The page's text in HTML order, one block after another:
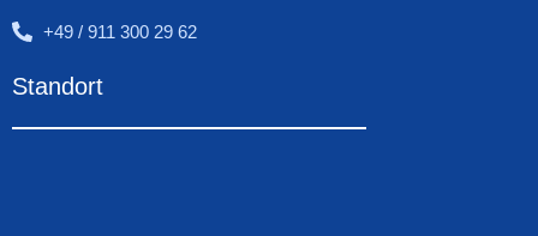
+49 / 911 300 29 62
Standort